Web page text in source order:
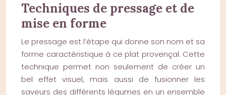
Techniques de pressage et de
mise en forme
Le pressage est l’étape qui donne son nom et sa
forme caractéristique à ce plat provençal. Cette
technique permet non seulement de créer un
bel effet visuel, mais aussi de fusionner les
saveurs des différents légumes en un ensemble